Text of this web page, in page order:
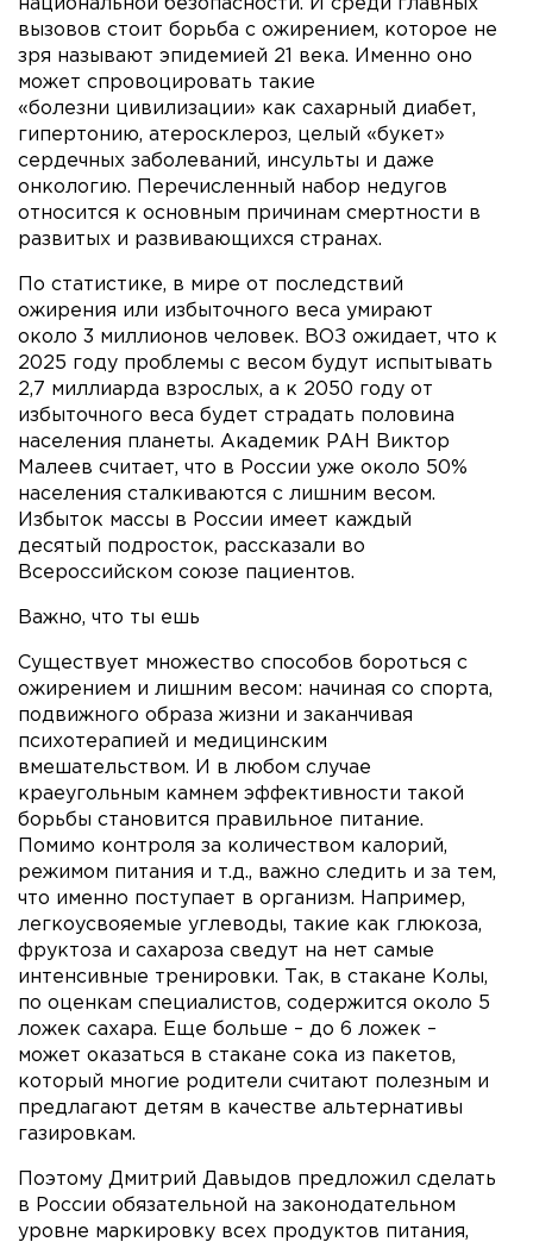
национальной безопасности. И среди главных
вызовов стоит борьба с ожирением, которое не
зря называют эпидемией 21 века. Именно оно
может спровоцировать такие
«болезни цивилизации» как сахарный диабет,
гипертонию, атеросклероз, целый «букет»
сердечных заболеваний, инсульты и даже
онкологию. Перечисленный набор недугов
относится к основным причинам смертности в
развитых и развивающихся странах.
По статистике, в мире от последствий
ожирения или избыточного веса умирают
около 3 миллионов человек. ВОЗ ожидает, что к
2025 году проблемы с весом будут испытывать
2,7 миллиарда взрослых, а к 2050 году от
избыточного веса будет страдать половина
населения планеты. Академик РАН Виктор
Малеев считает, что в России уже около 50%
населения сталкиваются с лишним весом.
Избыток массы в России имеет каждый
десятый подросток, рассказали во
Всероссийском союзе пациентов.
Важно, что ты ешь
Существует множество способов бороться с
ожирением и лишним весом: начиная со спорта,
подвижного образа жизни и заканчивая
психотерапией и медицинским
вмешательством. И в любом случае
краеугольным камнем эффективности такой
борьбы становится правильное питание.
Помимо контроля за количеством калорий,
режимом питания и т.д., важно следить и за тем,
что именно поступает в организм. Например,
легкоусвояемые углеводы, такие как глюкоза,
фруктоза и сахароза сведут на нет самые
интенсивные тренировки. Так, в стакане Колы,
по оценкам специалистов, содержится около 5
ложек сахара. Еще больше – до 6 ложек –
может оказаться в стакане сока из пакетов,
который многие родители считают полезным и
предлагают детям в качестве альтернативы
газировкам.
Поэтому Дмитрий Давыдов предложил сделать
в России обязательной на законодательном
уровне маркировку всех продуктов питания,